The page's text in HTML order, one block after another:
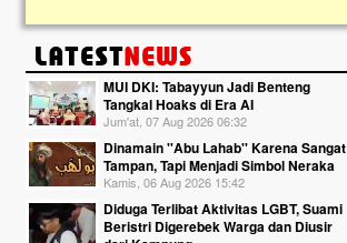
MUI DKI: Tabayyun Jadi Benteng
Tangkal Hoaks di Era AI
Jum'at, 07 Aug 2026 06:32
Dinamain ''Abu Lahab'' Karena Sangat
Tampan, Tapi Menjadi Simbol Neraka
Kamis, 06 Aug 2026 15:42
Diduga Terlibat Aktivitas LGBT, Suami
Beristri Digerebek Warga dan Diusir